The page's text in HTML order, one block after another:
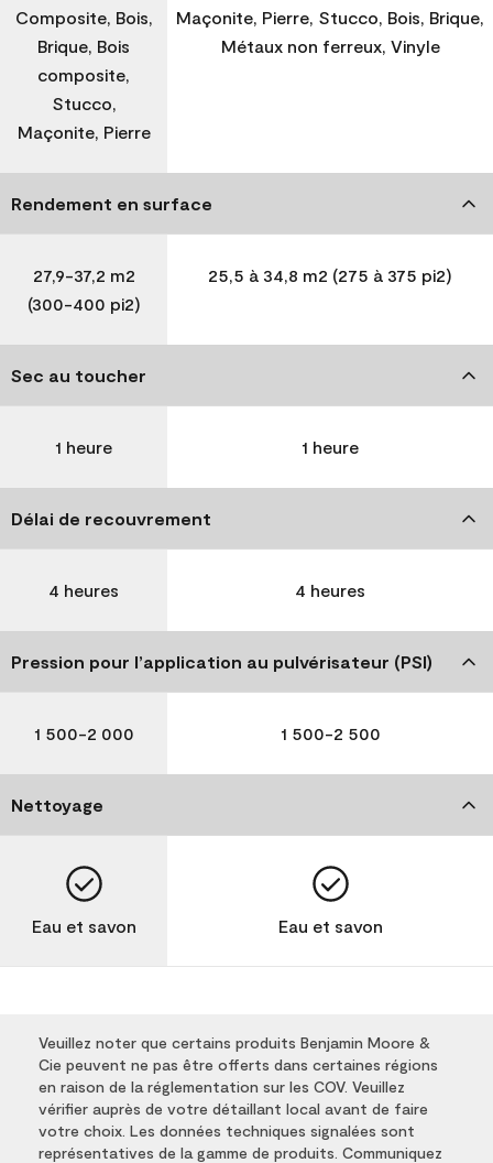
Composite, Bois,
Brique, Bois
composite,
Stucco,
Maçonite, Pierre
Maçonite, Pierre, Stucco, Bois, Brique,
Métaux non ferreux, Vinyle
Rendement en surface
27,9-37,2 m2
(300-400 pi2)
25,5 à 34,8 m2 (275 à 375 pi2)
Sec au toucher
1 heure 1 heure
Délai de recouvrement
4 heures 4 heures
Pression pour l’application au pulvérisateur (PSI)
1 500-2 000 1 500-2 500
Nettoyage
Eau et savon Eau et savon
Veuillez noter que certains produits Benjamin Moore &
Cie peuvent ne pas être offerts dans certaines régions
en raison de la réglementation sur les COV. Veuillez
vérifier auprès de votre détaillant local avant de faire
votre choix. Les données techniques signalées sont
représentatives de la gamme de produits. Communiquez